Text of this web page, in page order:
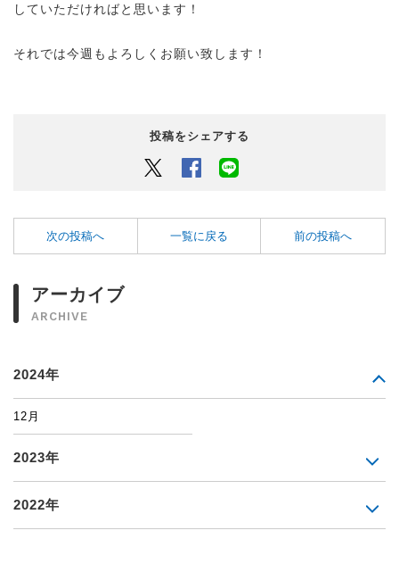
していただければと思います！
それでは今週もよろしくお願い致します！
投稿をシェアする
Twitter Facebook
次の投稿へ 一覧に戻る 前の投稿へ
アーカイブ
ARCHIVE
2024年
12月
2023年
2022年